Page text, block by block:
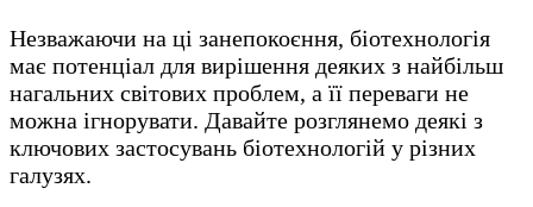
Незважаючи на ці занепокоєння, біотехнологія
має потенціал для вирішення деяких з найбільш
нагальних світових проблем, а її переваги не
можна ігнорувати. Давайте розглянемо деякі з
ключових застосувань біотехнологій у різних
галузях.